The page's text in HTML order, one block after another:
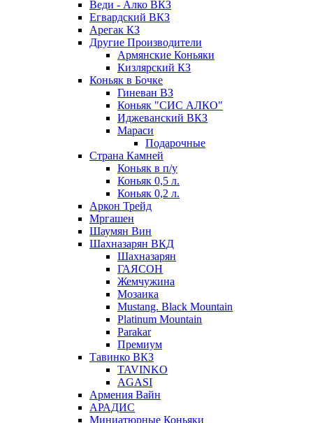
Веди - Алко ВКЗ
Егвардский ВКЗ
Арегак КЗ
Другие Производители
Армянские Коньяки
Кизлярский КЗ
Коньяк в Бочке
Гиневан ВЗ
Коньяк "СИС АЛКО"
Иджеванский ВКЗ
Мараси
Подарочные
Страна Камней
Коньяк в п/у
Коньяк 0,5 л.
Коньяк 0,2 л.
Аркон Трейд
Мргашен
Шаумян Вин
Шахназарян ВКД
Шахназарян
ГАЯСОН
Жемчужина
Мозаика
Mustang. Black Mountain
Platinum Mountain
Parakar
Премиум
Тавинко ВКЗ
TAVINKO
AGASI
Армения Вайн
АРАДИС
Миниатюрные Коньяки